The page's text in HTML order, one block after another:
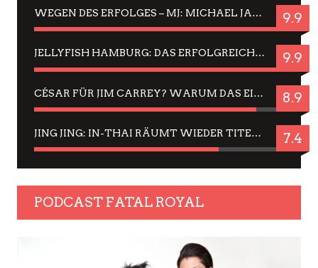
WEGEN DES ERFOLGES – MJ: MICHAEL JACKSON MUSICAL IN EINER MATINEE SEHEN 9.9
JELLYFISH HAMBURG: DAS ERFOLGREICHE SOMMER-MENÜ 2025 IN GEFÜHLEN UND BILDERN 9.9
CÉSAR FÜR JIM CARREY? WARUM DAS EINER DER NERVIGSTEN ACTORS IST UND BLEIBT 8.9
JING JING: IN-THAI RÄUMT WIEDER TITEL AB – EIN ZWEI-STUNDEN-ERLEBNISBERICHT 7.4
PODCAST FATAL ROYAL